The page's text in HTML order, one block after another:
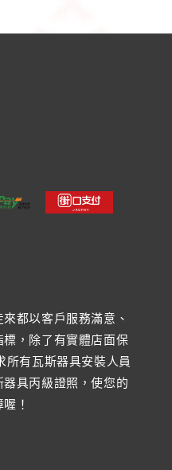
都以客戶服務滿意、
，除了有實體店面保
所有瓦斯器具安裝人員
具丙級證照，使您的
！